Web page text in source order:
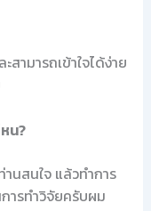
สามารถเข้าใจได้ง่าย
น?
นสนใจ แล้วทำการ
ารทำวิจัยครับผม